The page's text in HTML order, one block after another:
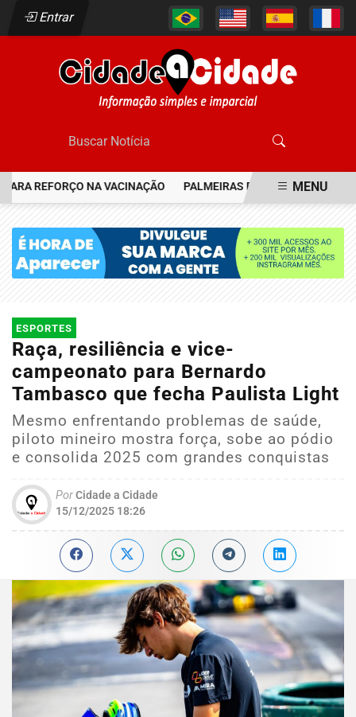
Entrar
REFORÇO NA VACINAÇÃO PALMEIRAS RESGATA JOIA DO
MENU
ESPORTES
Raça, resiliência e vice-
campeonato para Bernardo
Tambasco que fecha Paulista Light
Mesmo enfrentando problemas de saúde,
piloto mineiro mostra força, sobe ao pódio
e consolida 2025 com grandes conquistas
PorCidade a Cidade
15/12/2025 18:26